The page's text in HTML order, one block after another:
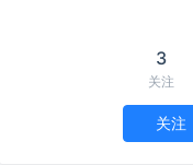
3
关注
关注